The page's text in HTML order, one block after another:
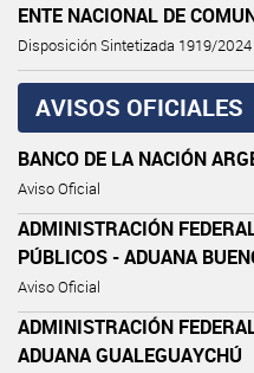
ENTE NACIONAL DE
Disposición Sintetizada 1919/2024
AVISOS OFICIALES
BANCO DE LA NACIÓN
Aviso Oficial
ADMINISTRACIÓN
PÚBLICOS - ADUANA
Aviso Oficial
ADMINISTRACIÓN
ADUANA GUALEGUAYCHÚ